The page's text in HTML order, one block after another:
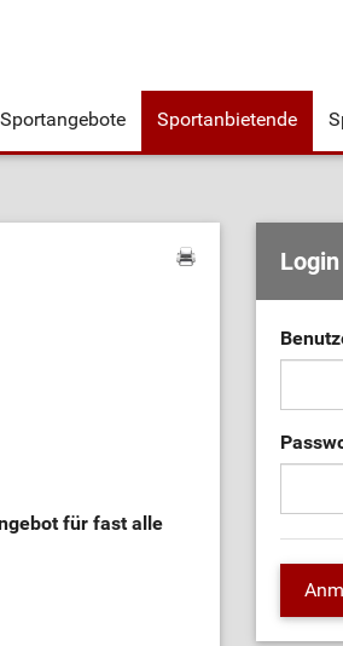
Sportangebote Sportanbietende
für fast alle